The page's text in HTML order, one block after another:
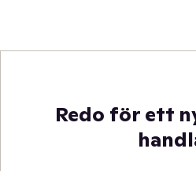
Redo för ett